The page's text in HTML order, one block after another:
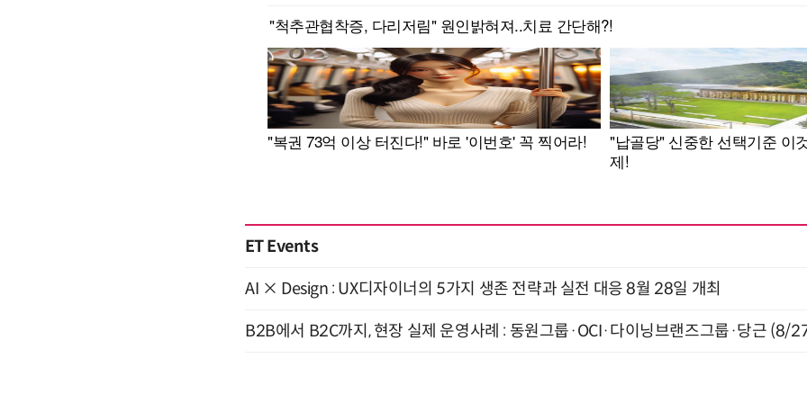
ET Events
AI × Design : UX디자이너의 5가지 생존 전략과 실전 대응 8월 28일 개최
B2B에서 B2C까지, 현장 실제 운영사례 : 동원그룹·OCI·다이닝브랜즈그룹·당근 (8/